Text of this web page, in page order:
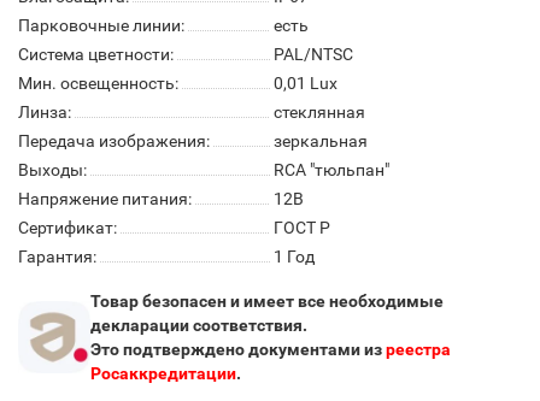
Парковочные линии:
есть
Система цветности:
PAL/NTSC
Мин. освещенность:
0,01 Lux
Линза:
стеклянная
Передача изображения:
зеркальная
Выходы:
RCA "тюльпан"
Напряжение питания:
12В
Сертификат:
ГОСТ Р
Гарантия:
1 Год
Товар безопасен и имеет все необходимые
декларации соответствия.
Это подтверждено документами изреестра
Росаккредитации.